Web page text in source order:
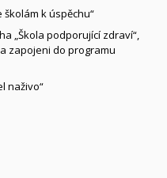
k úspěchu“
„Škola podporující zdraví“,
a zapojeni do programu
naživo“